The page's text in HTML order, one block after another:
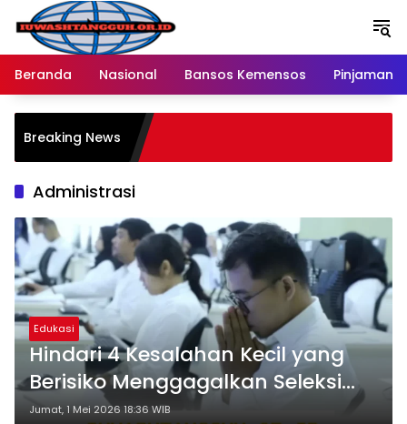
Langsung
konten
Beranda
Nasional Bansos Kemensos Pinjaman
Breaking News
Administrasi
Edukasi
Hindari 4 Kesalahan Kecil yang
Berisiko Menggagalkan Seleksi
Administrasi CPNS 2026
Jumat, 1 Mei 2026 18:36 WIB